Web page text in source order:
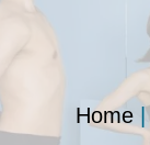
Home |